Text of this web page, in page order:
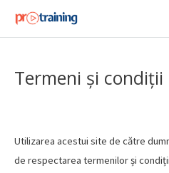
Termeni și condiții
Utilizarea acestui site de către
de respectarea termenilor și